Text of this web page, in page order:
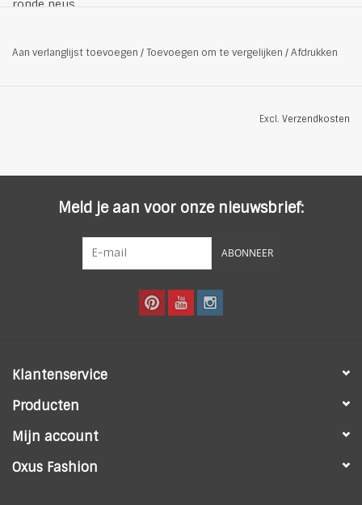
ronde neus
Aan verlanglijst toevoegen /Toevoegen om te vergelijken /Afdrukken
Excl. Verzendkosten
Meld je aan voor onze nieuwsbrief:
ABONNEER
Klantenservice
Producten
Mijn account
Oxus Fashion